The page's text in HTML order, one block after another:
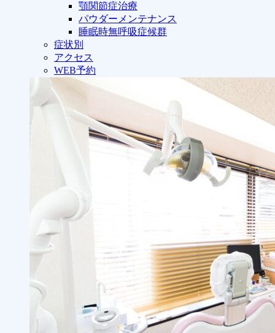
顎関節症治療
パウダーメンテナンス
睡眠時無呼吸症候群
症状別
アクセス
WEB予約